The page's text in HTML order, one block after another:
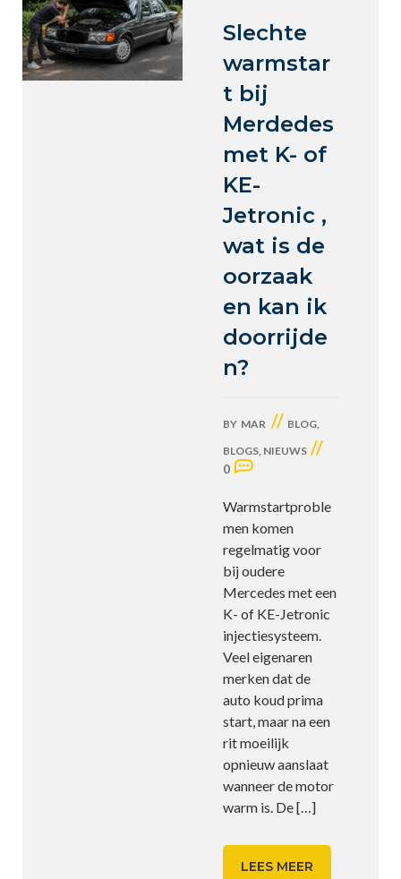
Slechte
warmstar
t bij
Merdedes
met K- of
KE-
Jetronic ,
wat is de
oorzaak
en kan ik
doorrijde
n?
BY MAR // BLOG,
BLOGS, NIEUWS //
0
Warmstartproble
men komen
regelmatig voor
bij oudere
Mercedes met een
K- of KE-Jetronic
injectiesysteem.
Veel eigenaren
merken dat de
auto koud prima
start, maar na een
rit moeilijk
opnieuw aanslaat
wanneer de motor
warm is. De[…]
LEES MEER